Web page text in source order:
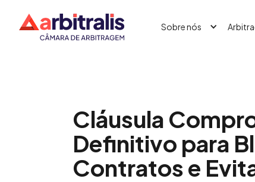
Sobre nós
Cláusula
Definitivo para
Contratos e